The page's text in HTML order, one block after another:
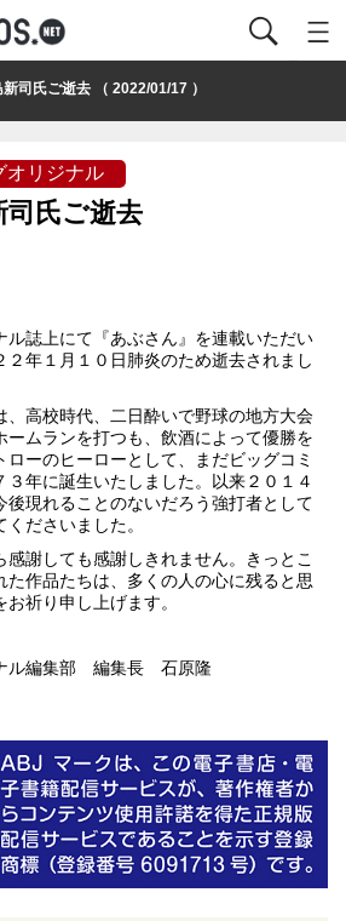
氏ご逝去 （ 2022/01/17 ）
オリジナル
司氏ご逝去
ル誌上にて『あぶさん』を連載いただい
２年１月１０日肺炎のため逝去されまし
、高校時代、二日酔いで野球の地方大会
ームランを打つも、飲酒によって優勝を
ーのヒーローとして、まだビッグコミ
３年に誕生いたしました。以来２０１４
後現れることのないだろう強打者として
ださいました。
感謝しても感謝しきれません。きっとこ
た作品たちは、多くの人の心に残ると思
祈り申し上げます。
ル編集部 編集長 石原隆